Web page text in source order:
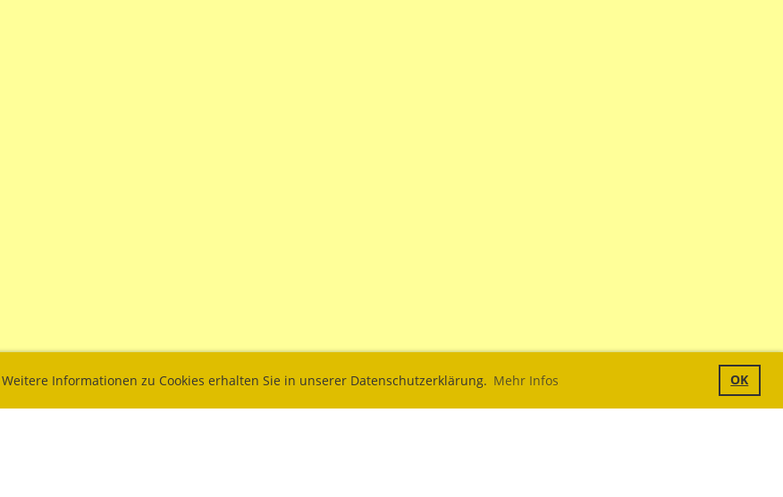
Informationen zu Cookies erhalten Sie in unserer Datenschutzerklärung. Mehr Infos OK